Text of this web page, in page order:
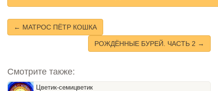
← МАТРОС ПЁТР КОШКА
РОЖДЁННЫЕ БУРЕЙ. ЧАСТЬ 2 →
Смотрите также:
Цветик-семицветик